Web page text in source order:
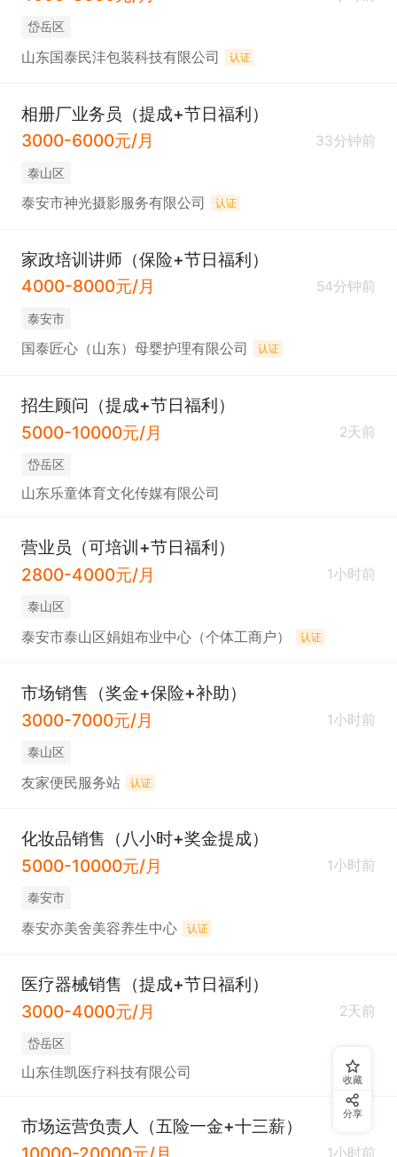
岱岳区
山东国泰民沣包装科技有限公司 认证
相册厂业务员（提成+节日福利）
3000-6000元/月
33分钟前
泰山区
泰安市神光摄影服务有限公司 认证
家政培训讲师（保险+节日福利）
4000-8000元/月
54分钟前
泰安市
国泰匠心（山东）母婴护理有限公司 认证
招生顾问（提成+节日福利）
5000-10000元/月
2天前
岱岳区
山东乐童体育文化传媒有限公司
营业员（可培训+节日福利）
2800-4000元/月
1小时前
泰山区
泰安市泰山区娟姐布业中心（个体工商户） 认证
市场销售（奖金+保险+补助）
3000-7000元/月
1小时前
泰山区
友家便民服务站 认证
化妆品销售（八小时+奖金提成）
5000-10000元/月
1小时前
泰安市
泰安亦美舍美容养生中心 认证
医疗器械销售（提成+节日福利）
3000-4000元/月
2天前
岱岳区
山东佳凯医疗科技有限公司
市场运营负责人（五险一金+十三薪）
1小时前
收藏
分享